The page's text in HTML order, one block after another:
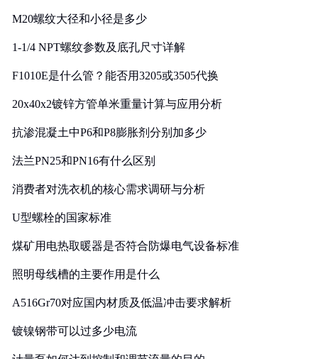
M20螺纹大径和小径是多少
1-1/4 NPT螺纹参数及底孔尺寸详解
F1010E是什么管？能否用3205或3505代换
20x40x2镀锌方管单米重量计算与应用分析
抗渗混凝土中P6和P8膨胀剂分别加多少
法兰PN25和PN16有什么区别
消费者对洗衣机的核心需求调研与分析
U型螺栓的国家标准
煤矿用电热取暖器是否符合防爆电气设备标准
照明母线槽的主要作用是什么
A516Gr70对应国内材质及低温冲击要求解析
镀镍钢带可以过多少电流